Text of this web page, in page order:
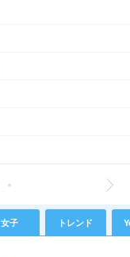
女子 トレンド